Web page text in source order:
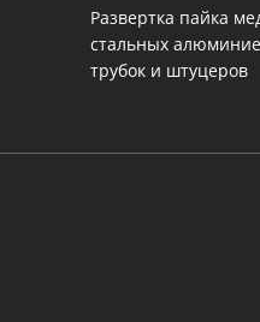
Развертка пайка
стальных
трубок и штуцеров